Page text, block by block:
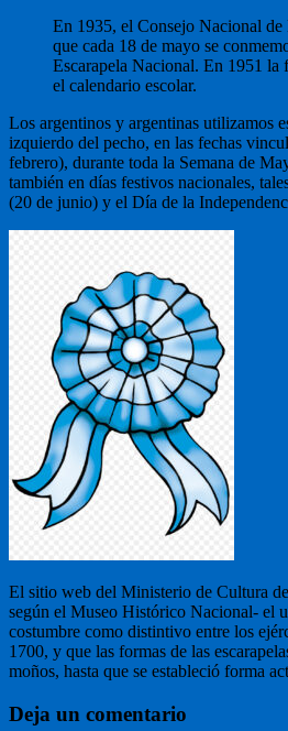
En 1935, el Consejo Nacional de
que cada 18 de mayo se
Escarapela Nacional. En 1951 la
el calendario escolar.
Los argentinos y argentinas utilizamos
izquierdo del pecho, en las fechas
febrero), durante toda la Semana de
también en días festivos nacionales,
(20 de junio) y el Día de la
El sitio web del Ministerio de Cultura
según el Museo Histórico Nacional- el
costumbre como distintivo entre los
1700, y que las formas de las
moños, hasta que se estableció forma
Deja un comentario